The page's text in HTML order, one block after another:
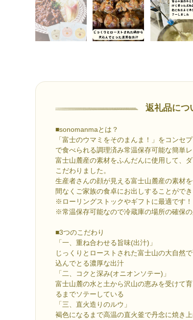
返礼品につ
■sonomanmaとは？
「富士のウマミをそのまんま！」をコンセ
で食べられる調理済み常温保存可能な簡単レ
富士山麓産の素材をふんだんに使用して、
こだわりました。
生産者さんの顔が見える富士山麓産の素材
間なくご家族の食卓にお出しすることができ
※ローリングストックやギフトに最適です！
※常温保存可能なので冷蔵庫の場所の確保の
■3つのこだわり
「一、重ね合わせる旨味(出汁)」
じっくりとローストされた富士山の大自然
込んでとる濃厚な出汁
「二、コクと深み(オニオンソテー)」
富士山麓の水と土から沢山の恵みを受けて
るまでソテーしている
「三、直火造りのルウ」
褐色になるまで高温の直火釜で丹念に焼き